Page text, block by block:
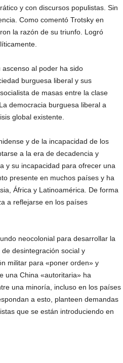
y con discursos populistas. Sin
Como comentó Trotsky en
la razón de su triunfo. Logró
al poder ha sido
burguesa liberal y sus
de masas entre la clase
democracia burguesa liberal a
global existente.
y de la incapacidad de los
a la era de decadencia y
y su incapacidad para ofrecer una
presente en muchos países y ha
África y Latinoamérica. De forma
a reflejarse en los países
neocolonial para desarrollar la
desintegración social y
militar para «poner orden» y
una China «autoritaria» ha
una minoría, incluso en los países
a esto, planteen demandas
que se están introduciendo en